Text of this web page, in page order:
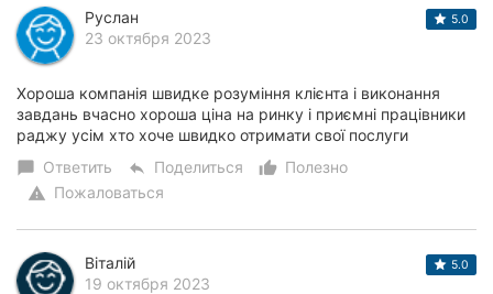
Луцк
Ужгород
Карпаты
Руслан
23 октября 2023
5.0
Хороша компанія швидке розуміння клієнта і виконання
завдань вчасно хороша ціна на ринку і приємні працівники
раджу усім хто хоче швидко отримати свої послуги
chat_bubble Ответить reply Поделиться thumb_up_alt
Полезно
warning Пожаловаться
Віталій
19 октября 2023
5.0